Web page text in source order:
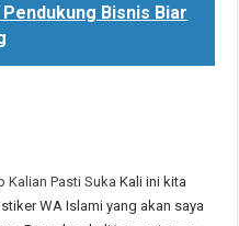
Bisnis Biar
Kalian Pasti Suka Kali ini kita
WA Islami yang akan saya